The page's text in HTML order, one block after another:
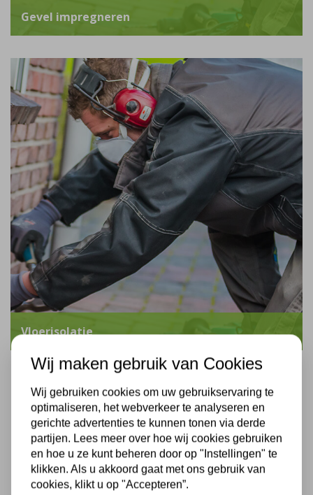
Gevel impregneren
Vloerisolatie
Wij maken gebruik van Cookies
Wij gebruiken cookies om uw gebruikservaring te
optimaliseren, het webverkeer te analyseren en
gerichte advertenties te kunnen tonen via derde
partijen. Lees meer over hoe wij cookies gebruiken
en hoe u ze kunt beheren door op "Instellingen" te
klikken. Als u akkoord gaat met ons gebruik van
cookies, klikt u op "Accepteren”.